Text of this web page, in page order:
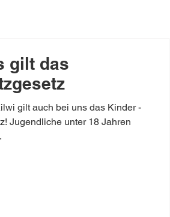
gilt das
gilt auch bei uns das Kinder -
Jugendliche unter 18 Jahren